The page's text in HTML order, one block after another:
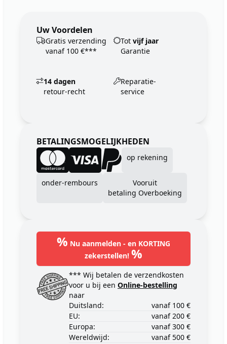
Uw Voordelen
Gratis verzending
vanaf 100 €***
Tot vijf jaar
Garantie
14 dagen
retour-recht
Reparatie-
service
BETALINGSMOGELIJKHEDEN
op rekening
onder-rembours
Vooruit
betaling Overboeking
% Nu aanmelden - en KORTING
zekerstellen! %
*** Wij betalen de verzendkosten
voor u bij een Online-bestelling
naar
Duitsland:
vanaf 100 €
EU:
vanaf 200 €
Europa:
vanaf 300 €
Wereldwijd:
vanaf 500 €